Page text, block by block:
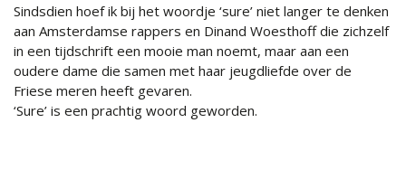
Sindsdien hoef ik bij het woordje ‘sure’ niet langer te denken
aan Amsterdamse rappers en Dinand Woesthoff die zichzelf
in een tijdschrift een mooie man noemt, maar aan een
oudere dame die samen met haar jeugdliefde over de
Friese meren heeft gevaren.
‘Sure’ is een prachtig woord geworden.